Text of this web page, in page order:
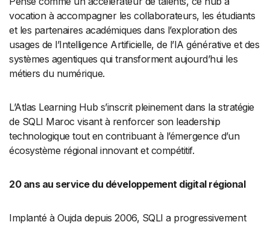
vocation à accompagner les collaborateurs, les étudiants
et les partenaires académiques dans l’exploration des
usages de l’Intelligence Artificielle, de l’IA générative et des
systèmes agentiques qui transforment aujourd’hui les
métiers du numérique.
L’Atlas Learning Hub s’inscrit pleinement dans la stratégie
de SQLI Maroc visant à renforcer son leadership
technologique tout en contribuant à l’émergence d’un
écosystème régional innovant et compétitif.
20 ans au service du développement digital régional
Implanté à Oujda depuis 2006, SQLI a progressivement